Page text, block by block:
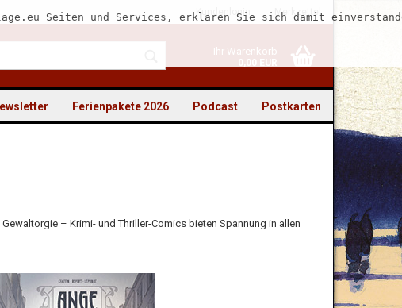
Kundenlogin
Konto erstellen
Merkzettel
Ihr Warenkorb
0,00 EUR
Seiten und Services, erklären Sie sich damit
Postkarten
Podcast
Ferienpakete 2026
– Krimi- und Thriller-Comics bieten Spannung in allen